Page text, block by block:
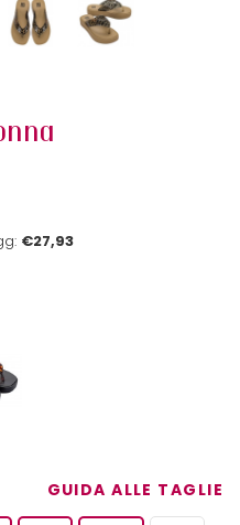
€27,93
GUIDA ALLE TAGLIE